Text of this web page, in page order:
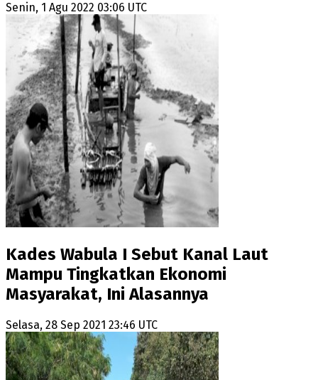
Senin, 1 Agu 2022 03:06 UTC
Kades Wabula I Sebut Kanal Laut
Mampu Tingkatkan Ekonomi
Masyarakat, Ini Alasannya
Selasa, 28 Sep 2021 23:46 UTC